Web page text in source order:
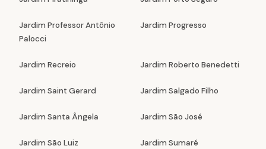
Jardim Professor Antônio
Palocci
Jardim Progresso
Jardim Recreio Jardim Roberto Benedetti
Jardim Saint Gerard Jardim Salgado Filho
Jardim Santa Ângela Jardim São José
Jardim São Luiz Jardim Sumaré